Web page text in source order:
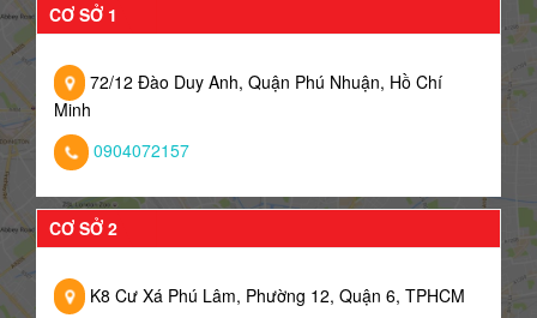
CƠ SỞ 1
72/12 Đào Duy Anh, Quận Phú Nhuận, Hồ Chí
Minh
0904072157
CƠ SỞ 2
K8 Cư Xá Phú Lâm, Phường 12, Quận 6, TPHCM